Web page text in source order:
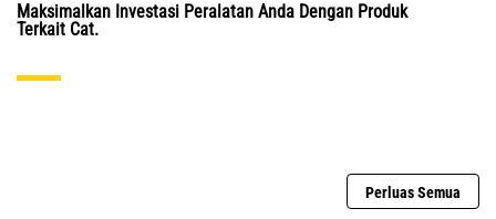
Maksimalkan Investasi Peralatan Anda Dengan Produk
Terkait Cat.
Perluas Semua